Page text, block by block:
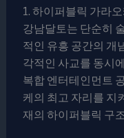
1. 하이퍼블릭 가라
강남달토는 단순히
적인 유흥 공간의 개
각적인 사교를 동시
복합 엔터테인먼트
케의 최고 자리를 지
재의 하이퍼블릭 구